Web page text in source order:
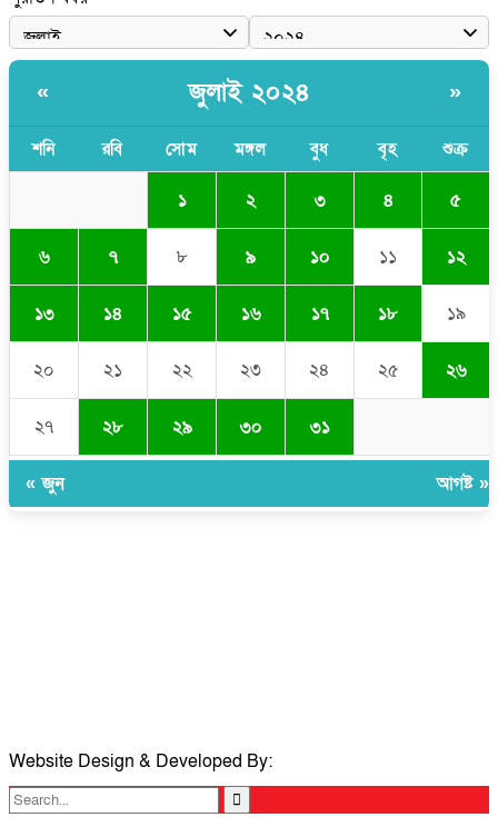
« জুলাই ২০২৪ »
শনি রবি সোম মঙ্গল বুধ বৃহ শুক্র
১ ২ ৩ ৪ ৫
৬ ৭ ৮ ৯ ১০ ১১ ১২
১৩ ১৪ ১৫ ১৬ ১৭ ১৮ ১৯
২০ ২১ ২২ ২৩ ২৪ ২৫ ২৬
২৭ ২৮ ২৯ ৩০ ৩১
« জুন আগষ্ট »
Website Design & Developed By: